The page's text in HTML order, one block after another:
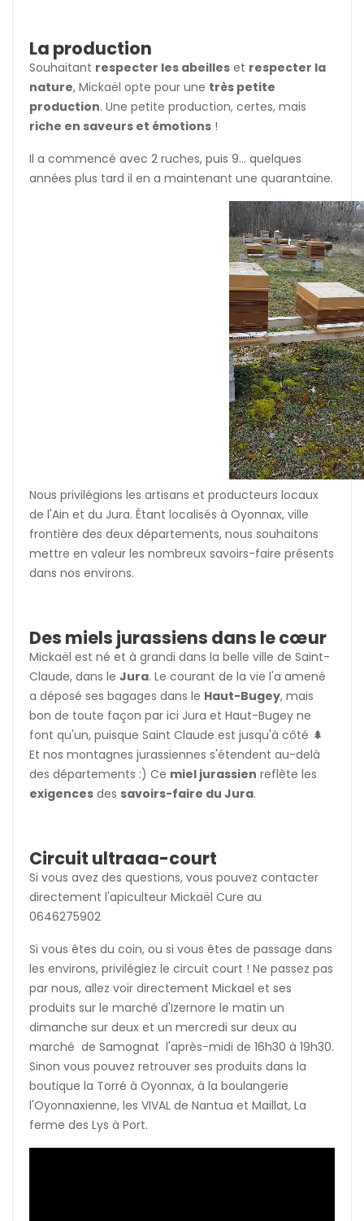
La production
Souhaitant respecter les abeilles et respecter la
nature, Mickaël opte pour une très petite
production. Une petite production, certes, mais
riche en saveurs et émotions !
Il a commencé avec 2 ruches, puis 9... quelques
années plus tard il en a maintenant une quarantaine.
Nous privilégions les artisans et producteurs locaux
de l'Ain et du Jura. Étant localisés à Oyonnax, ville
frontière des deux départements, nous souhaitons
mettre en valeur les nombreux savoirs-faire présents
dans nos environs.
Des miels jurassiens dans le cœur
Mickaël est né et à grandi dans la belle ville de Saint-
Claude, dans le Jura. Le courant de la vie l'a amené
a déposé ses bagages dans le Haut-Bugey, mais
bon de toute façon par ici Jura et Haut-Bugey ne
font qu'un, puisque Saint Claude est jusqu'à côté 🌲
Et nos montagnes jurassiennes s'étendent au-delà
des départements :) Ce miel jurassien reflète les
exigences des savoirs-faire du Jura.
Circuit ultraaa-court
Si vous avez des questions, vous pouvez contacter
directement l'apiculteur Mickaël Cure au
0646275902
Si vous êtes du coin, ou si vous êtes de passage dans
les environs, privilégiez le circuit court ! Ne passez pas
par nous, allez voir directement Mickael et ses
produits sur le marché d'Izernore le matin un
dimanche sur deux et un mercredi sur deux au
marché de Samognat l'après-midi de 16h30 à 19h30.
Sinon vous pouvez retrouver ses produits dans la
boutique la Torré à Oyonnax, à la boulangerie
l'Oyonnaxienne, les VIVAL de Nantua et Maillat, La
ferme des Lys à Port.